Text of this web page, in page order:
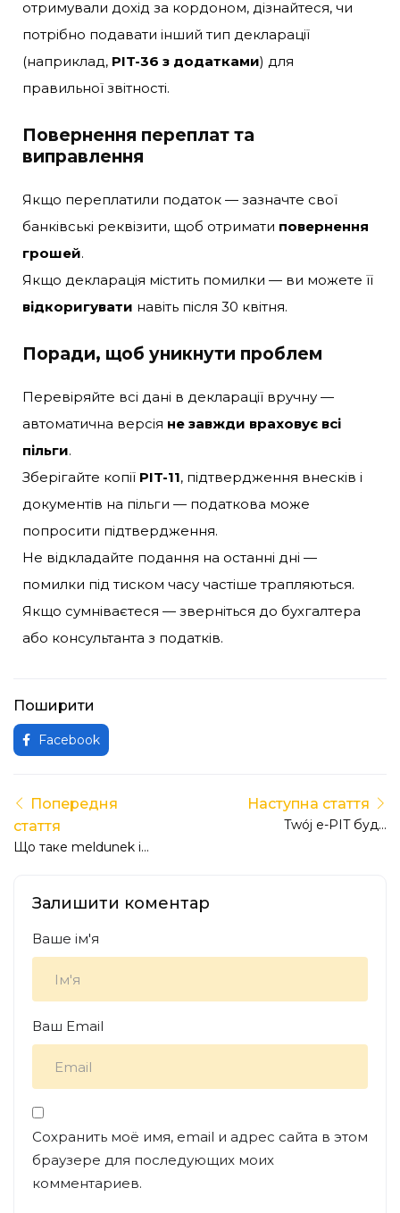
отримували дохід за кордоном, дізнайтеся, чи
потрібно подавати інший тип декларації
(наприклад, PIT-36 з додатками) для
правильної звітності.
Повернення переплат та
виправлення
Якщо переплатили податок — зазначте свої
банківські реквізити, щоб отримати повернення
грошей.
Якщо декларація містить помилки — ви можете її
відкоригувати навіть після 30 квітня.
Поради, щоб уникнути проблем
Перевіряйте всі дані в декларації вручну —
автоматична версія не завжди враховує всі
пільги.
Зберігайте копії PIT-11, підтвердження внесків і
документів на пільги — податкова може
попросити підтвердження.
Не відкладайте подання на останні дні —
помилки під тиском часу частіше трапляються.
Якщо сумніваєтеся — зверніться до бухгалтера
або консультанта з податків.
Поширити
Facebook
Попередня
стаття
Що таке meldunek і
Наступна стаття
Twój e-PIT буде
Залишити коментар
Ваше ім'я
Ваш Email
Сохранить моё имя, email и адрес сайта в этом
браузере для последующих моих
комментариев.